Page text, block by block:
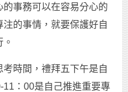
事務可以在容易分心的
的事情，就要保護好自
時間，禮拜五下午是自
11：00是自己推進重要專